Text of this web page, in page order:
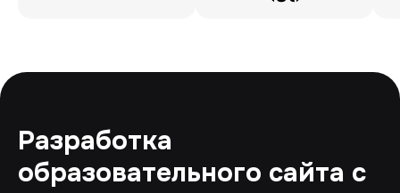
Разработка
образовательного сайта с